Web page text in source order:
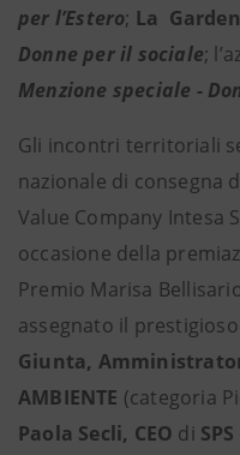
per l’Estero; La
Donne per il sociale;
Menzione speciale -
Gli incontri territoriali
nazionale di consegna
Value Company Intesa
occasione della
Premio Marisa
assegnato il
Giunta,
AMBIENTE (categoria
Paola Secli, CEO di